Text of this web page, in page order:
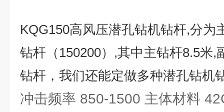
KQG150高风压潜孔钻机钻杆,分为
钻杆 （150200）,其中主钻杆8.5米,
钻杆，我们还能定做多种潜孔钻机
冲击频率 850-1500 主体材料